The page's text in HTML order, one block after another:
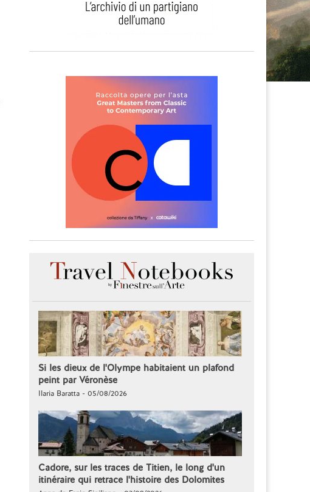
Si les dieux de l'Olympe habitaient un plafond
peint par Véronèse
Ilaria Baratta - 05/08/2026
Cadore, sur les traces de Titien, le long d'un
itinéraire qui retrace l'histoire des Dolomites